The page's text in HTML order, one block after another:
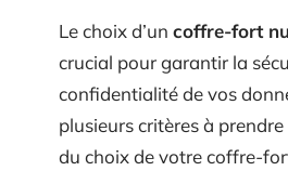
Le choix d’un coffre-fort
crucial pour garantir la
confidentialité de vos
plusieurs critères à
du choix de votre coffre-